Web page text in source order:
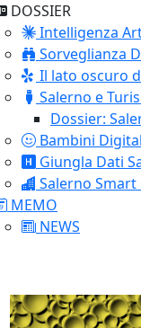
DOSSIER
Intelligenza
Sorveglianza
Il lato oscuro
Salerno e
Dossier:
Bambini
Giungla Dati
Salerno Smart
MEMO
NEWS